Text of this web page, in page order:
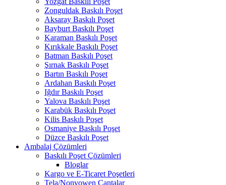
Zonguldak Baskılı Poşet
Aksaray Baskılı Poşet
Bayburt Baskılı Poşet
Karaman Baskılı Poşet
Kırıkkale Baskılı Poşet
Batman Baskılı Poşet
Şırnak Baskılı Poşet
Bartın Baskılı Poşet
Ardahan Baskılı Poşet
Iğdır Baskılı Poşet
Yalova Baskılı Poşet
Karabük Baskılı Poşet
Kilis Baskılı Poşet
Osmaniye Baskılı Poşet
Düzce Baskılı Poşet
Ambalaj Çözümleri
Baskılı Poşet Çözümleri
Bloglar
Kargo ve E-Ticaret Poşetleri
Tela/Nonvowen Çantalar